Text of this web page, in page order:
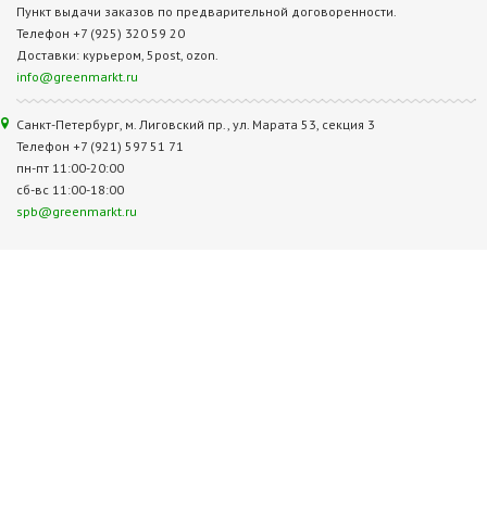
Пункт выдачи заказов по предварительной договоренности.
Телефон +7 (925) 320 59 20
Доставки: курьером, 5post, ozon.
info@greenmarkt.ru
Санкт-Петербург, м. Лиговский пр., ул. Марата 53, секция 3
Телефон +7 (921) 597 51 71
пн-пт 11:00-20:00
сб-вс 11:00-18:00
spb@greenmarkt.ru